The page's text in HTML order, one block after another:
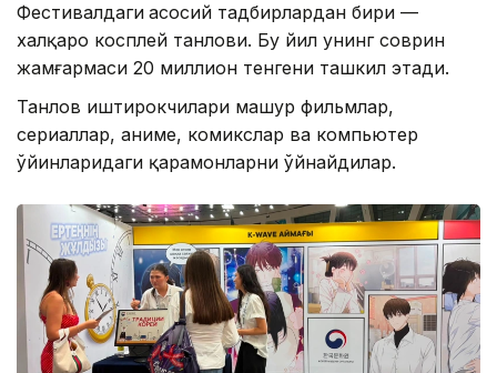
Фестивалдаги асосий тадбирлардан бири —
халқаро косплей танлови. Бу йил унинг соврин
жамғармаси 20 миллион тенгени ташкил этади.
Танлов иштирокчилари машҳур фильмлар,
сериаллар, аниме, комикслар ва компьютер
ўйинларидаги қаҳрамонларни ўйнайдилар.